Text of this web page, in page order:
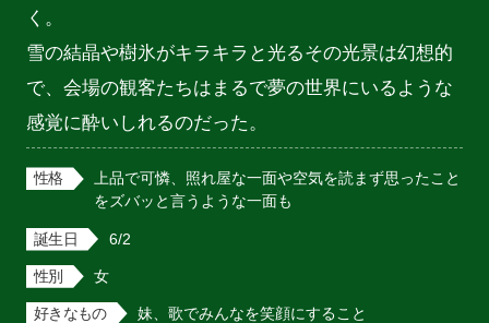
く。
雪の結晶や樹氷がキラキラと光るその光景は幻想的
で、会場の観客たちはまるで夢の世界にいるような
感覚に酔いしれるのだった。
性格
上品で可憐、照れ屋な一面や空気を読まず思ったこと
をズバッと言うような一面も
誕生日 6/2
性別 女
好きなもの 妹、歌でみんなを笑顔にすること